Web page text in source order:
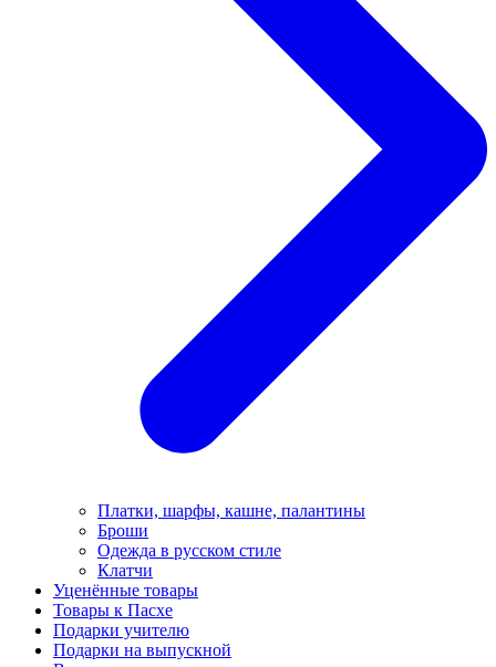
Платки, шарфы, кашне, палантины
Броши
Одежда в русском стиле
Клатчи
Уценённые товары
Товары к Пасхе
Подарки учителю
Подарки на выпускной